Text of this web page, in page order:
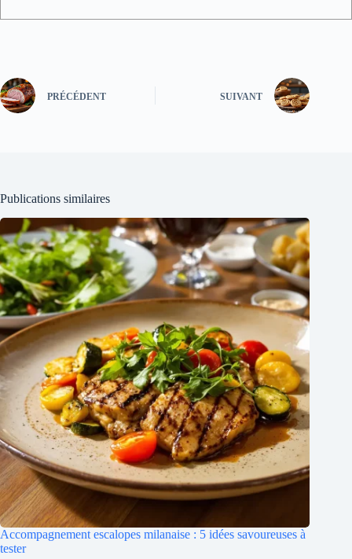
PRÉCÉDENT SUIVANT
Publications similaires
Accompagnement escalopes milanaise : 5 idées savoureuses à
tester